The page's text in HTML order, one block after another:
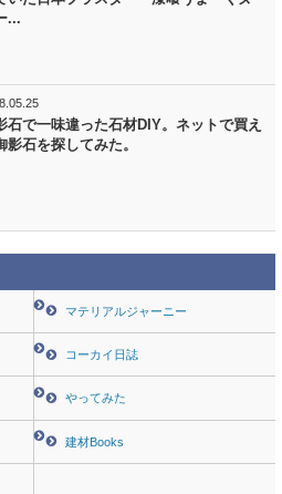
...
石で一味違った石材DIY。ネットで買え
影石を探してみた。
マテリアルジャーニー
コーカイ日誌
やってみた
建材Books